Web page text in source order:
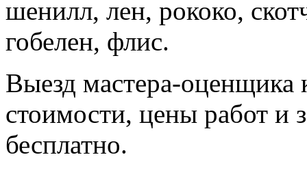
шенилл, лен, рококо,
гобелен, флис.
Выезд мастера-оценщика
стоимости, цены работ и
бесплатно.